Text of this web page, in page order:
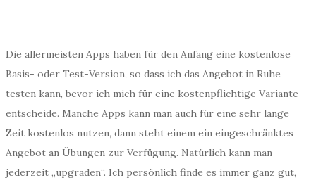
Die allermeisten Apps haben für den Anfang eine kostenlose
Basis- oder Test-Version, so dass ich das Angebot in Ruhe
testen kann, bevor ich mich für eine kostenpflichtige Variante
entscheide. Manche Apps kann man auch für eine sehr lange
Zeit kostenlos nutzen, dann steht einem ein eingeschränktes
Angebot an Übungen zur Verfügung. Natürlich kann man
jederzeit „upgraden“. Ich persönlich finde es immer ganz gut,